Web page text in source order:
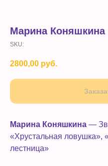
Марина Коняшкина
SKU:
2800,00 руб.
Марина Коняшкина —
«Хрустальная
лестница»